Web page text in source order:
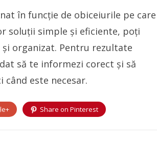
în funcție de obiceiurile pe care
soluții simple și eficiente, poți
organizat. Pentru rezultate
să te informezi corect și să
este necesar.
Share on Pinterest